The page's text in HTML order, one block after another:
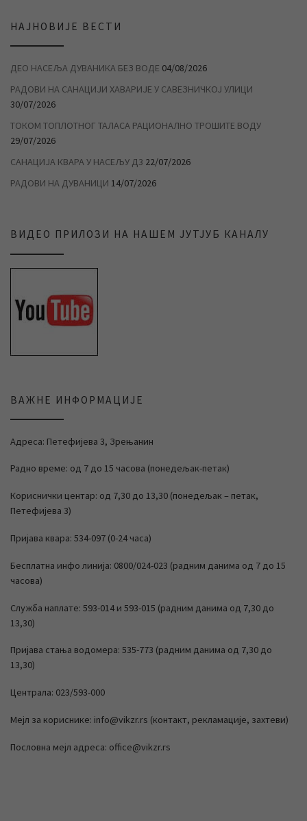
НАЈНОВИЈЕ ВЕСТИ
ДЕО НАСЕЉА ДУВАНИКА БЕЗ ВОДЕ 04/08/2026
РАДОВИ НА САНАЦИЈИ ХАВАРИЈЕ У САВЕЗНИЧКОЈ УЛИЦИ
30/07/2026
ТОКОМ ТОПЛОТНОГ ТАЛАСА РАЦИОНАЛНО ТРОШИТЕ ВОДУ
29/07/2026
САНАЦИЈА КВАРА У НАСЕЉУ Д3 22/07/2026
РАДОВИ НА ДУВАНИЦИ 14/07/2026
ВИДЕО ПРИЛОЗИ НА НАШЕМ ЈУТЈУБ КАНАЛУ
ВАЖНЕ ИНФОРМАЦИЈЕ
Адреса: Петефијева 3, Зрењанин
Радно време: од 7 до 15 часова (понедељак-петак)
Кориснички центар: од 7,30 до 13,30 (понедељак – петак,
Петефијева 3)
Пријава квара: 534-097 (0-24 часа)
Бесплатна инфо линија: 0800/024-023 (радним данима од 7 до 15
часова)
Служба наплате: 593-014 и 593-015 (радним данима од 7,30 до
13,30)
Пријава стања водомера: 535-773 (радним данима од 7,30 до
13,30)
Централа: 023/593-000
Мејл за кориснике: info@vikzr.rs (контакт, рекламације, захтеви)
Пословна мејл адреса: office@vikzr.rs